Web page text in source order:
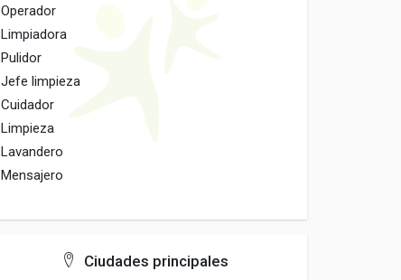
Operador
Limpiadora
Pulidor
Jefe limpieza
Cuidador
Limpieza
Lavandero
Mensajero
Ciudades principales